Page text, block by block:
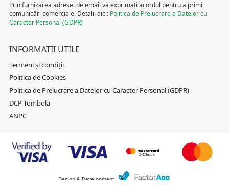
Prin furnizarea adresei de email vă exprimați acordul pentru a primi
comunicări comerciale. Detalii aici: Politica de Prelucrare a Datelor cu
Caracter Personal (GDPR)
INFORMATII UTILE
Termeni și condiții
Politica de Cookies
Politica de Prelucrare a Datelor cu Caracter Personal (GDPR)
DCP Tombola
ANPC
Design & Development